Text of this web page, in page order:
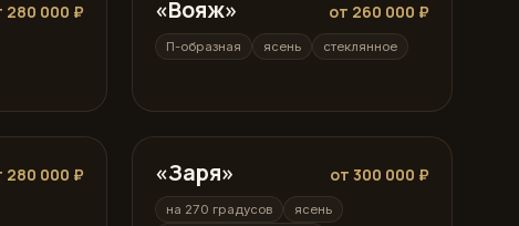
280 000 ₽ «Вояж» от 260 000 ₽
П-образная ясень стеклянное
280 000 ₽ на 270 градусов
«Заря» от 300 000 ₽
на 270 градусов
ясень